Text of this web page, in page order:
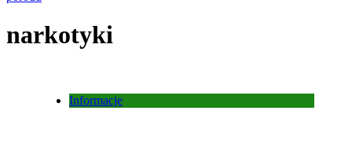
narkotyki
Informacje